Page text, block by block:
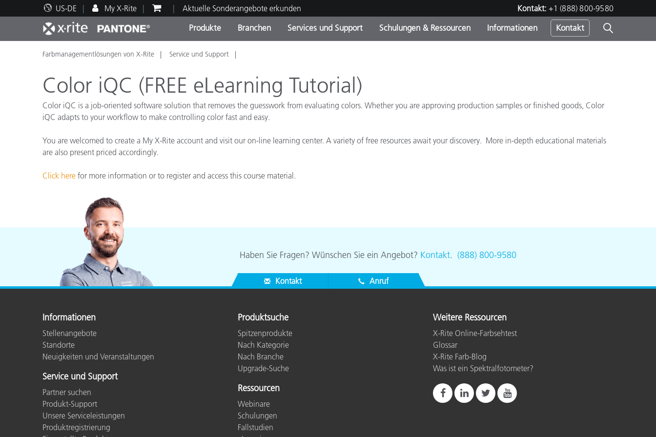
US-DE My X-Rite Aktuelle Sonderangebote erkunden Kontakt: +1 (888) 800-9580
Produkte
Spitzenprodukte Produktkategorien
Laufende Sonderaktionen
Online Store
Branchen
Druck und Verpackung
Automobil
Kunststoff
Anstrichmittel und Lacke
Papier
Services und Support
Technischer Support Service und Wartung
Schulungen & Ressourcen
Pädagogische Ressourcen Ausbildung
Weitere Ressourcen
Informationen Kontakt
Farbmanagementlösungen von X-Rite Service und Support
Color iQC (FREE eLearning Tutorial)
Color iQC is a job-oriented software solution that removes the guesswork from evaluating colors. Whether you are approving production samples or finished goods, Color
iQC adapts to your workflow to make controlling color fast and easy.
You are welcomed to create a My X-Rite account and visit our on-line learning center. A variety of free resources await your discovery. More in-depth educational materials
are also present priced accordingly.
Click here for more information or to register and access this course material.
Haben Sie Fragen? Wünschen Sie ein Angebot? Kontakt. (888) 800-9580
Kontakt Anruf
Informationen
Stellenangebote
Standorte
Neuigkeiten und Veranstaltungen
Service und Support
Partner suchen
Produkt-Support
Unsere Serviceleistungen
Produktregistrierung
Produktsuche
Spitzenprodukte
Nach Kategorie
Nach Branche
Upgrade-Suche
Ressourcen
Webinare
Schulungen
Fallstudien
Weitere Ressourcen
X-Rite Online-Farbsehtest
Glossar
X-Rite Farb-Blog
Was ist ein Spektralfotometer?